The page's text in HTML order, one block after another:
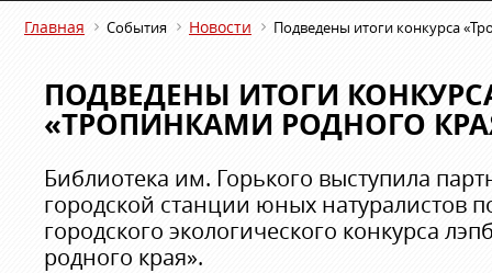
Главная События Новости Подведены итоги конкурса
ПОДВЕДЕНЫ ИТОГИ
«ТРОПИНКАМИ РОДНОГО
Библиотека им. Горького выступила
городской станции юных натуралистов
городского экологического конкурса
родного края».